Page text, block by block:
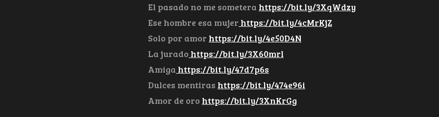
El pasado no me sometera https://bit.ly/3XqWdzy
Ese hombre esa mujer https://bit.ly/4cMrKjZ
Solo por amor https://bit.ly/4e50D4N
La jurado https://bit.ly/3X60mrl
Amiga https://bit.ly/47d7p6s
Dulces mentiras https://bit.ly/474e96i
Amor de oro https://bit.ly/3XnKrGg